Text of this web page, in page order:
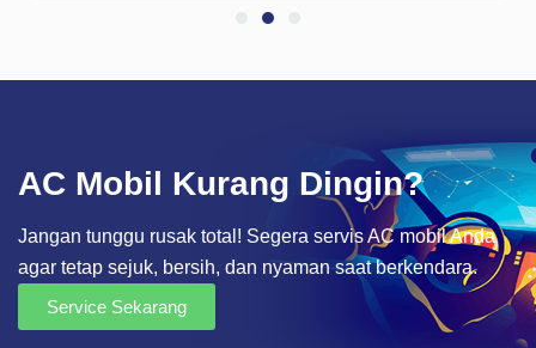
AC Mobil Kurang Dingin?
Jangan tunggu rusak total! Segera servis AC mobil Anda
agar tetap sejuk, bersih, dan nyaman saat berkendara.
Service Sekarang